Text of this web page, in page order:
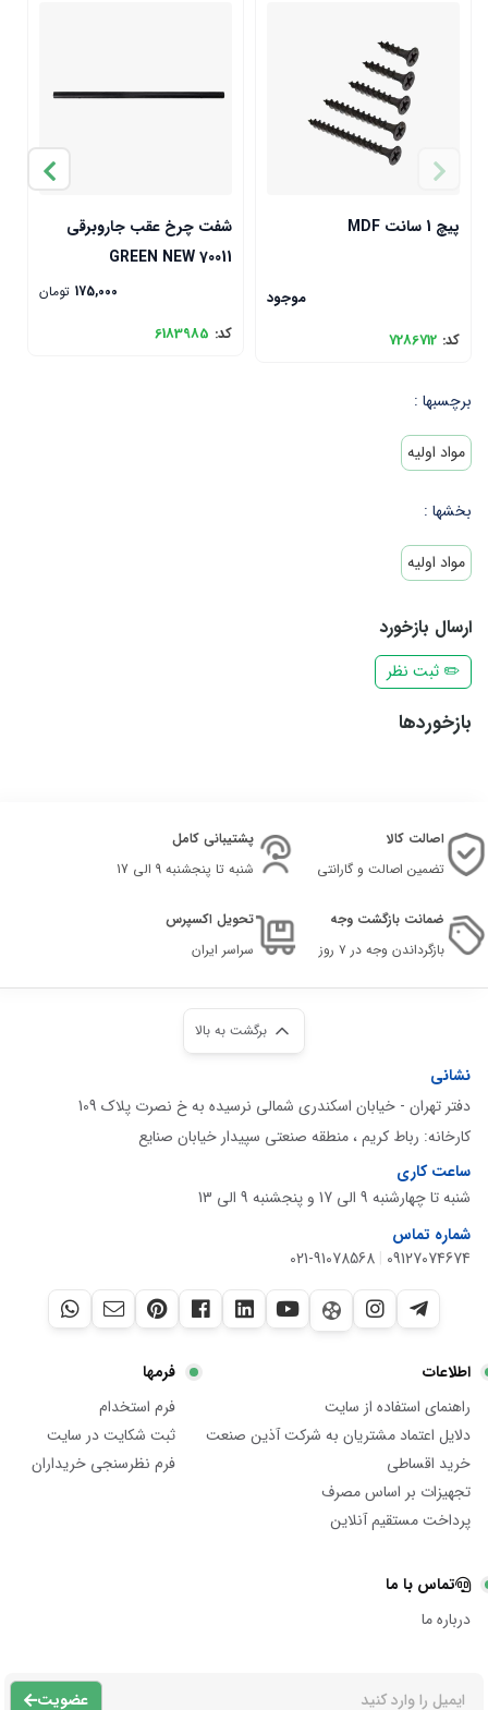
پیچ 1 سانت MDF
موجود
کد: 7286712
شفت چرخ عقب جاروبرقی
GREEN NEW 70011
175,000 تومان
کد: 6183985
برچسبها :
مواد اولیه
بخشها :
مواد اولیه
ارسال بازخورد
✏️ ثبت نظر
بازخوردها
اصالت کالا
تضمین اصالت و گارانتی
پشتیبانی کامل
شنبه تا پنجشنبه 9 الی 17
ضمانت بازگشت وجه
بازگرداندن وجه در ۷ روز
تحویل اکسپرس
سراسر ایران
برگشت به بالا
نشانی
دفتر تهران - خیابان اسکندری شمالی نرسیده به خ نصرت پلاک 109
کارخانه: رباط کریم ، منطقه صنعتی سپیدار خیابان صنایع
ساعت کاری
شنبه تا چهارشنبه 9 الی 17 و پنجشنبه 9 الی 13
شماره تماس
09127074674
|
021-91078568
اطلاعات
راهنمای استفاده از سایت
دلایل اعتماد مشتریان به شرکت آذین صنعت
خرید اقساطی
تجهیزات بر اساس مصرف
پرداخت مستقیم آنلاین
فرمها
فرم استخدام
ثبت شکایت در سایت
فرم نظرسنجی خریداران
تماس با ما
درباره ما
عضویت